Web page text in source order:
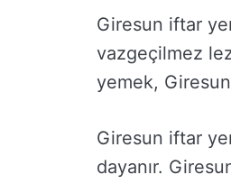
Giresun iftar
vazgeçilmez
yemek,
Giresun iftar
dayanır.